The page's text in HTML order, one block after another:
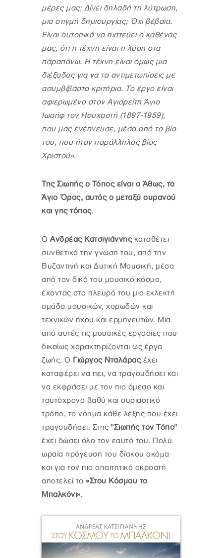
μέρες μας; Δίνει δηλαδή τη λύτρωση,
μια στιγμή δημιουργίας; Όχι βέβαια.
Είναι ουτοπικό να πιστεύει ο καθένας
μας, ότι η τέχνη είναι η λύση στα
παραπάνω. Η τέχνη είναι όμως μια
διέξοδος για να τα αντιμετωπίσεις με
ασυμβίβαστα κριτήρια. Το έργο είναι
αφιερωμένο στον Αγιορείτη Άγιο
Ιωσήφ τον Ησυχαστή (1897-1959),
που μας ενέπνευσε, μέσα από το βίο
του, που ήταν παράλληλος βίος
Χριστού».
Της Σιωπής ο Τόπος είναι ο Άθως, το
Άγιο Όρος, αυτός ο μεταξύ ουρανού
και γης τόπος.
Ο Ανδρέας Κατσιγιάννηςκαταθέτει
συνθετικά την γνώση του, από την
Βυζαντινή και Δυτική Μουσική, μέσα
από τον δικό του μουσικό κόσμο,
έχοντας στο πλευρό του μια εκλεκτή
ομάδα μουσικών, χορωδών και
τεχνικών ήχου και ερμηνευτών. Μια
από αυτές τις μουσικές εργασίες που
δικαίως χαρακτηρίζονται ως έργα
ζωής. Ο Γιώργος Νταλάραςέχει
καταφέρει να πει, να τραγουδήσει και
να εκφράσει με τον πιο άμεσο και
ταυτόχρονα βαθύ και ουσιαστικό
τρόπο, το νόημα κάθε λέξης που έχει
τραγουδήσει. Στης "Σιωπής τον Τόπο"
έχει δώσει όλο τον εαυτό του. Πολύ
ωραία πρόγευση του δίσκου ακόμα
και για τον πιο απαιτητικό ακροατή
αποτελεί το «Στου Κόσμου το
Μπαλκόνι».